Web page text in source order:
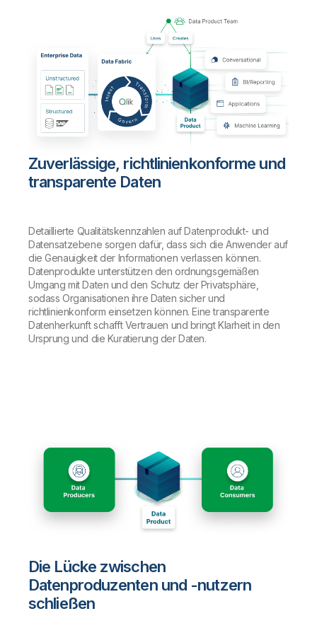
Zuverlässige, richtlinienkonforme und
transparente Daten
Detaillierte Qualitätskennzahlen auf Datenprodukt- und
Datensatzebene sorgen dafür, dass sich die Anwender auf
die Genauigkeit der Informationen verlassen können.
Datenprodukte unterstützen den ordnungsgemäßen
Umgang mit Daten und den Schutz der Privatsphäre,
sodass Organisationen ihre Daten sicher und
richtlinienkonform einsetzen können. Eine transparente
Datenherkunft schafft Vertrauen und bringt Klarheit in den
Ursprung und die Kuratierung der Daten.
Die Lücke zwischen
Datenproduzenten und -nutzern
schließen